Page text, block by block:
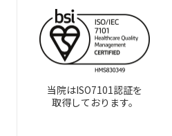
当院はISO7101認証を
取得しております。